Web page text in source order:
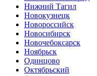
Нижний Тагил
Новокузнецк
Новороссийск
Новосибирск
Новочебоксарск
Ноябрьск
Одинцово
Октябрьский